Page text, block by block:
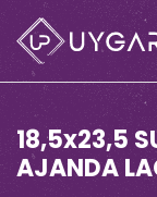
18,5x23,5
AJANDA